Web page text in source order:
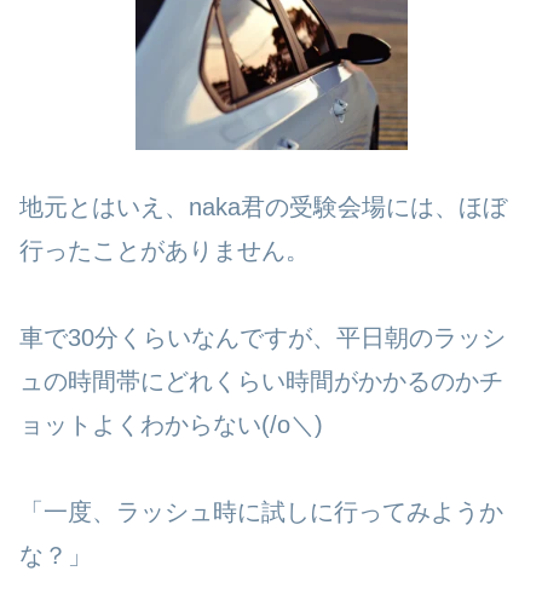
地元とはいえ、naka君の受験会場には、ほぼ
行ったことがありません。
車で30分くらいなんですが、平日朝のラッシ
ュの時間帯にどれくらい時間がかかるのかチ
ョットよくわからない(/o＼)
「一度、ラッシュ時に試しに行ってみようか
な？」